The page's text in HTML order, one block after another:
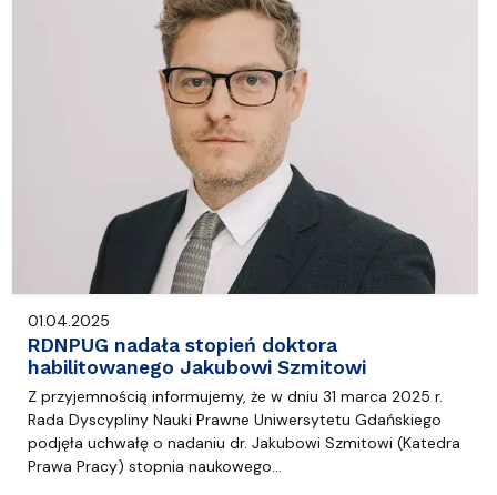
01.04.2025
RDNPUG nadała stopień doktora
habilitowanego Jakubowi Szmitowi
Z przyjemnością informujemy, że w dniu 31 marca 2025 r.
Rada Dyscypliny Nauki Prawne Uniwersytetu Gdańskiego
podjęła uchwałę o nadaniu dr. Jakubowi Szmitowi (Katedra
Prawa Pracy) stopnia naukowego…